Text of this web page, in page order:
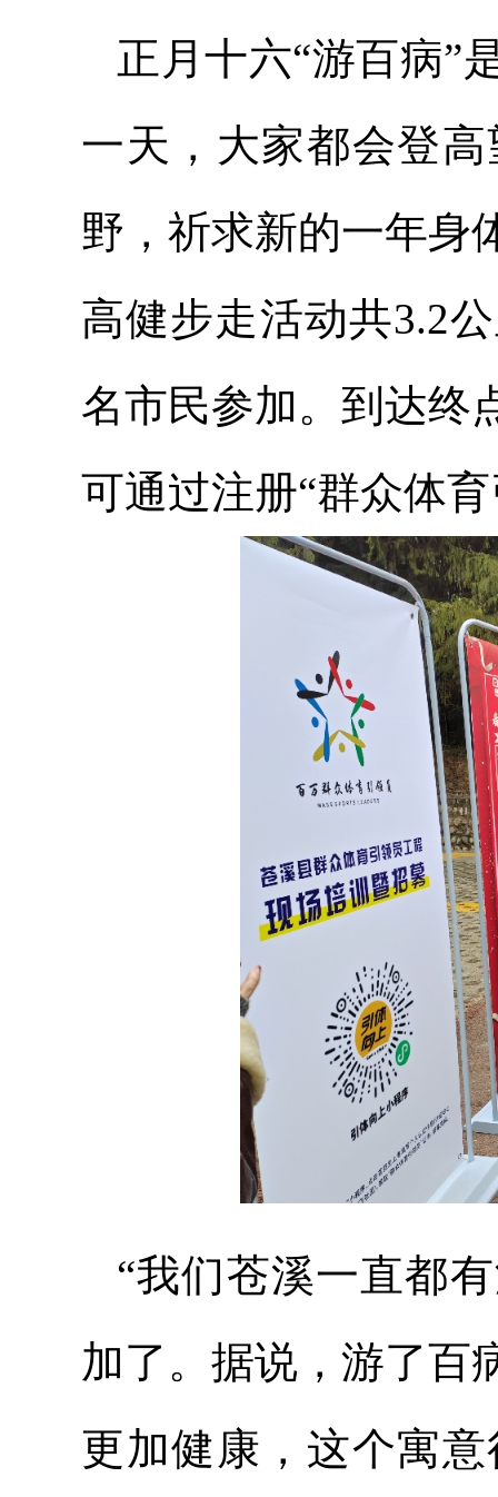
正月十六“游百病”
一天，大家都会登
野，祈求新的一年身
高健步走活动共3.2
名市民参加。到达终
可通过注册“群众体
“我们苍溪一直都
加了。据说，游了百
更加健康，这个寓